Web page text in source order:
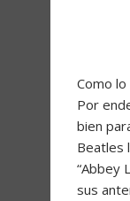
Como
Por
bien
Beatles
“Abbey
sus